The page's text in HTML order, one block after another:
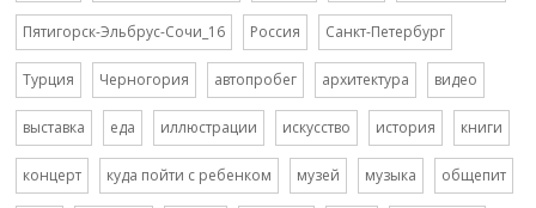
Пятигорск-Эльбрус-Сочи_16 Россия Санкт-Петербург
Турция Черногория автопробег архитектура видео
выставка еда иллюстрации искусство история книги
концерт куда пойти с ребенком музей музыка общепит